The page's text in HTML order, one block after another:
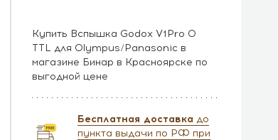
Купить Вспышка Godox V1Pro O
TTL для Olympus/Panasonic в
магазине Бинар в Красноярске по
выгодной цене
Бесплатная доставка до
пункта выдачи по РФ при